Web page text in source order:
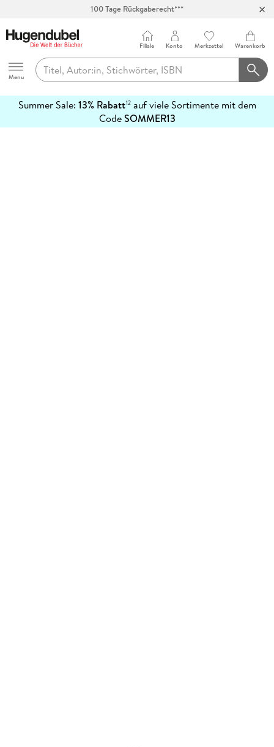
100 Tage Rückgaberecht***
Hugendubel
Menu
Filiale Konto Merkzettel Warenkorb
Summer Sale: 13% Rabatt12auf viele Sortimente mit dem
CodeSOMMER13
erfahren